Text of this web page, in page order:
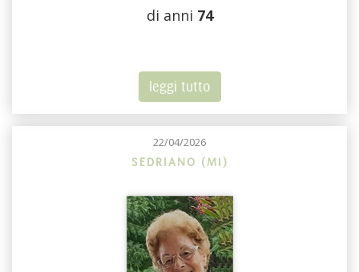
di anni 74
leggi tutto
22/04/2026
SEDRIANO (MI)